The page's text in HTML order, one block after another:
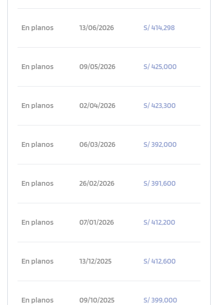
En planos 13/06/2026 S/ 414,298
En planos 09/05/2026 S/ 425,000
En planos 02/04/2026 S/ 423,300
En planos 06/03/2026 S/ 392,000
En planos 26/02/2026 S/ 391,600
En planos 07/01/2026 S/ 412,200
En planos 13/12/2025 S/ 412,600
En planos 09/10/2025 S/ 399,000